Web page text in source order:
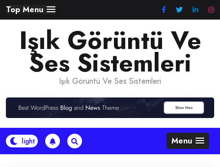
Skip
to
content
Top Menu
Işık Görüntü Ve
Ses Sistemleri
Işık Görüntü Ve Ses Sistemleri
Menu